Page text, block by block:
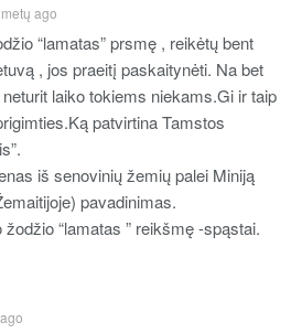
ago
“lamatas” prsmę , reikėtų bent
, jos praeitį paskaitynėti. Na bet
laiko tokiems niekams.Gi ir taip
patvirtina Tamstos
iš senovinių žemių palei Miniją
pavadinimas.
žodžio “lamatas ” reikšmę -spąstai.